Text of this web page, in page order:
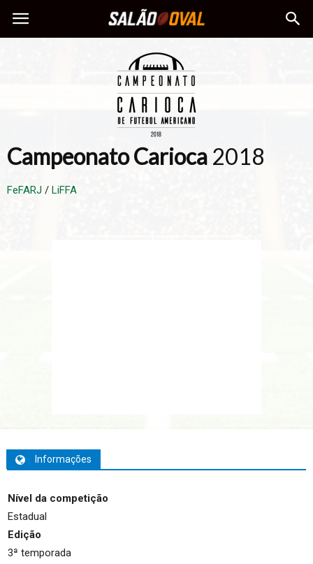
Campeonato Carioca 2018
FeFARJ / LiFFA
Informações
Nível da competição
Estadual
Edição
3ª temporada